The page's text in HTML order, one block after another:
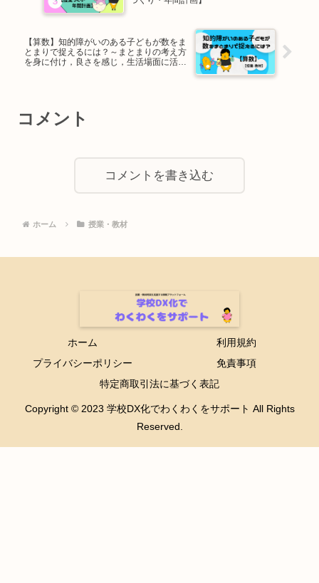
【算数】知的障がいのある子どもが数をま
とまりで捉えるには？～まとまりの考え方
を身に付け，良さを感じ，生活場面に活か
コメント
コメントを書き込む
ホーム 授業・教材
ホーム
利用規約
プライバシーポリシー
免責事項
特定商取引法に基づく表記
Copyright © 2023 学校DX化でわくわくをサポート All Rights
Reserved.